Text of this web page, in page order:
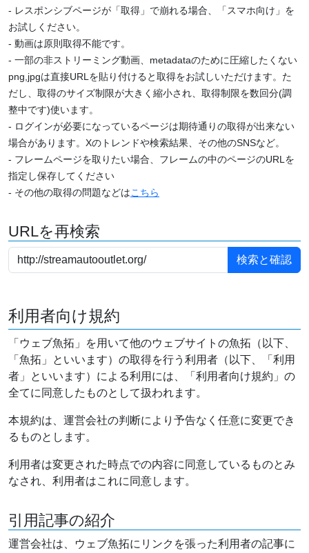
- レスポンシブページが「取得」で崩れる場合、「スマホ向け」を
お試しください。
- 動画は原則取得不能です。
- 一部の非ストリーミング動画、metadataのために圧縮したくない
png,jpgは直接URLを貼り付けると取得をお試しいただけます。た
だし、取得のサイズ制限が大きく縮小され、取得制限を数回分(調
整中です)使います。
- ログインが必要になっているページは期待通りの取得が出来ない
場合があります。Xのトレンドや検索結果、その他のSNSなど。
- フレームページを取りたい場合、フレームの中のページのURLを
指定し保存してください
- その他の取得の問題などはこちら
URLを再検索
利用者向け規約
「ウェブ魚拓」を用いて他のウェブサイトの魚拓（以下、
「魚拓」といいます）の取得を行う利用者（以下、「利用
者」といいます）による利用には、「利用者向け規約」の
全てに同意したものとして扱われます。
本規約は、運営会社の判断により予告なく任意に変更でき
るものとします。
利用者は変更された時点での内容に同意しているものとみ
なされ、利用者はこれに同意します。
引用記事の紹介
運営会社は、ウェブ魚拓にリンクを張った利用者の記事に